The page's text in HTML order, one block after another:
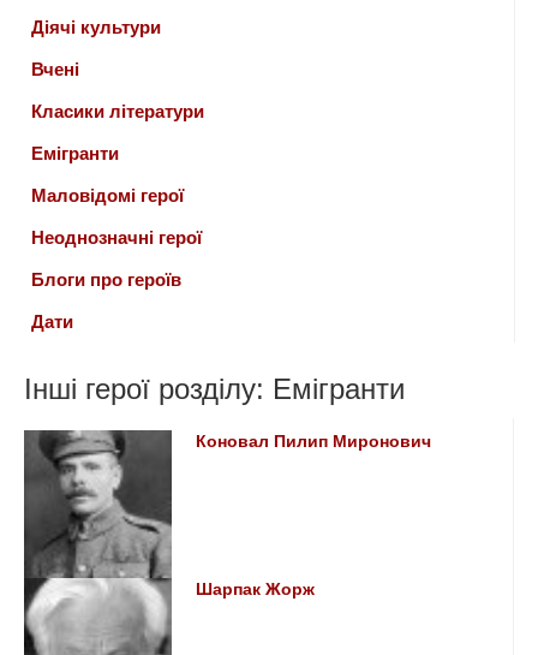
Діячі культури
Вчені
Класики літератури
Емігранти
Маловідомі герої
Неоднозначні герої
Блоги про героїв
Дати
Інші герої розділу: Емігранти
Коновал Пилип Миронович
Шарпак Жорж